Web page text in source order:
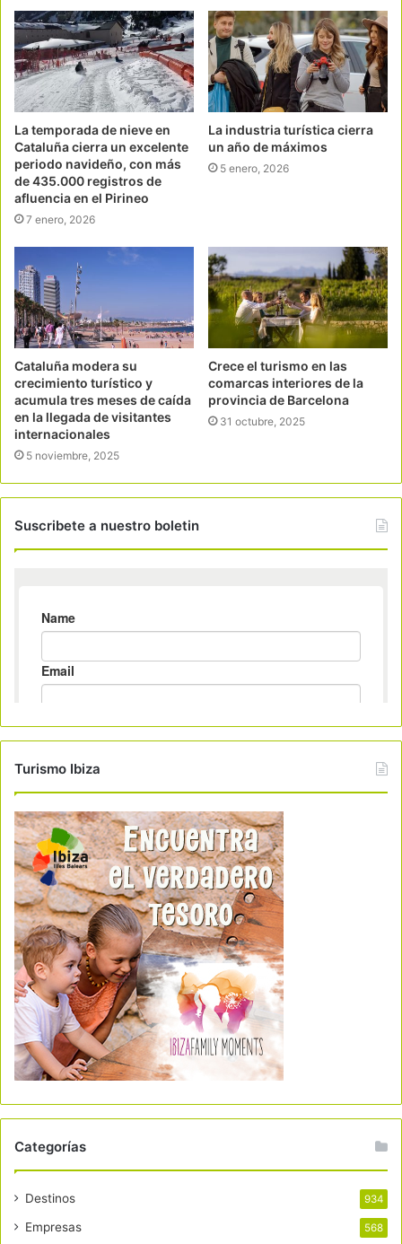
La temporada de nieve en
Cataluña cierra un excelente
periodo navideño, con más
de 435.000 registros de
afluencia en el Pirineo
7 enero, 2026
La industria turística cierra
un año de máximos
5 enero, 2026
Cataluña modera su
crecimiento turístico y
acumula tres meses de caída
en la llegada de visitantes
internacionales
5 noviembre, 2025
Crece el turismo en las
comarcas interiores de la
provincia de Barcelona
31 octubre, 2025
Suscribete a nuestro boletin
Turismo Ibiza
Categorías
Destinos 934
Empresas 568